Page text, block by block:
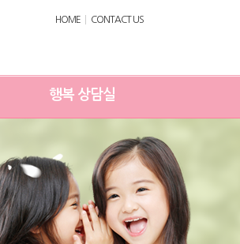
HOME CONTACT US
행복 상담실